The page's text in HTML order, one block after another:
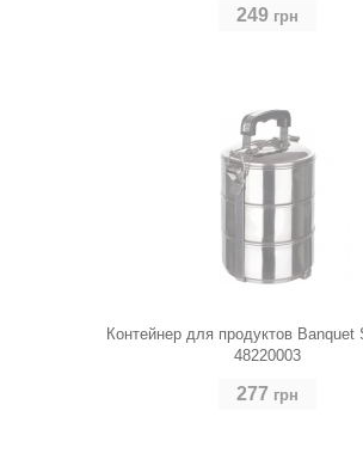
249 грн
Контейнер для продуктов Banquet
48220003
277 грн